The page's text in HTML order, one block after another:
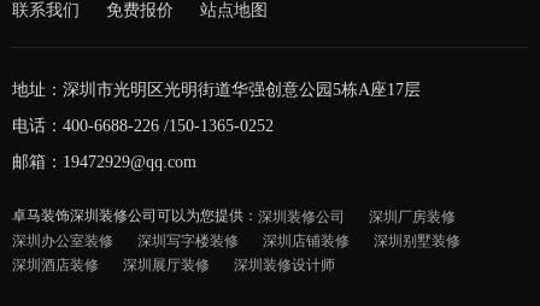
联系我们 免费报价 站点地图
地址：深圳市光明区光明街道华强创意公园5栋A座17层
电话：400-6688-226 /150-1365-0252
邮箱：19472929@qq.com
卓马装饰深圳装修公司可以为您提供： 深圳装修公司
深圳厂房装修
深圳办公室装修
深圳写字楼装修 深圳店铺装修
深圳别墅装修
深圳酒店装修
深圳展厅装修 深圳装修设计师